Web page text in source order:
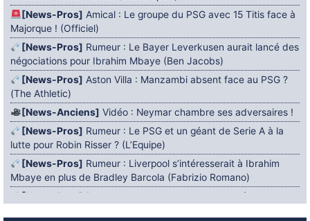
[News-Pros] Amical : Le groupe du PSG avec 15 Titis face à
Majorque ! (Officiel)
[News-Pros] Rumeur : Le Bayer Leverkusen aurait lancé des
négociations pour Ibrahim Mbaye (Ben Jacobs)
[News-Pros] Aston Villa : Manzambi absent face au PSG ?
(The Athletic)
[News-Anciens] Vidéo : Neymar chambre ses adversaires !
[News-Pros] Rumeur : Le PSG et un géant de Serie A à la
lutte pour Robin Risser ? (L’Equipe)
[News-Pros] Rumeur : Liverpool s’intéresserait à Ibrahim
Mbaye en plus de Bradley Barcola (Fabrizio Romano)
[News-Pros]
Rumeur : Accord contractuel trouvé entre le